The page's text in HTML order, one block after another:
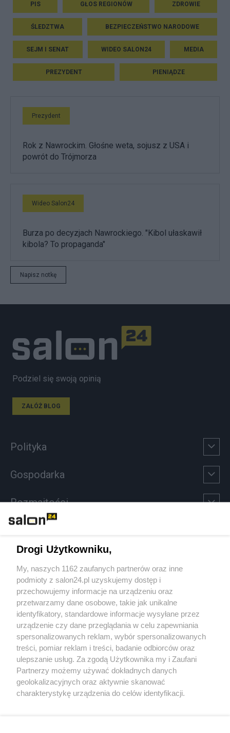
PIS GŁOS REGIONÓW ZDROWIE
ŚLEDZTWA BEZPIECZEŃSTWO NARODOWE
SEJM I SENAT WIDEO SALON24 MEDIA
PREZYDENT PIENIĄDZE
Prezydent
Rok z Nawrockim. Głośne weta, sojusz z USA i
powrót do Trójmorza
Wideo Salon24
Burza po decyzjach Nawrockiego. "Kibol ułaskawił
kibola? To propaganda"
Napisz notkę
Podziel się swoją opinią
ZAŁÓŻ BLOG
Polityka
Gospodarka
Rozmaitości
Sport
Społeczeństwo
Kultura
X Facebook Instagram Youtube
Drogi Użytkowniku,
My, naszych 1162 zaufanych partnerów oraz inne
podmioty z salon24.pl uzyskujemy dostęp i
przechowujemy informacje na urządzeniu oraz
przetwarzamy dane osobowe, takie jak unikalne
identyfikatory, standardowe informacje wysyłane przez
urządzenie czy dane przeglądania w celu zapewniania
spersonalizowanych reklam, wybór spersonalizowanych
treści, pomiar reklam i treści, badanie odbiorców oraz
ulepszanie usług. Za zgodą Użytkownika my i Zaufani
Partnerzy możemy używać dokładnych danych
geolokalizacyjnych oraz aktywnie skanować
charakterystykę urządzenia do celów identyfikacji.